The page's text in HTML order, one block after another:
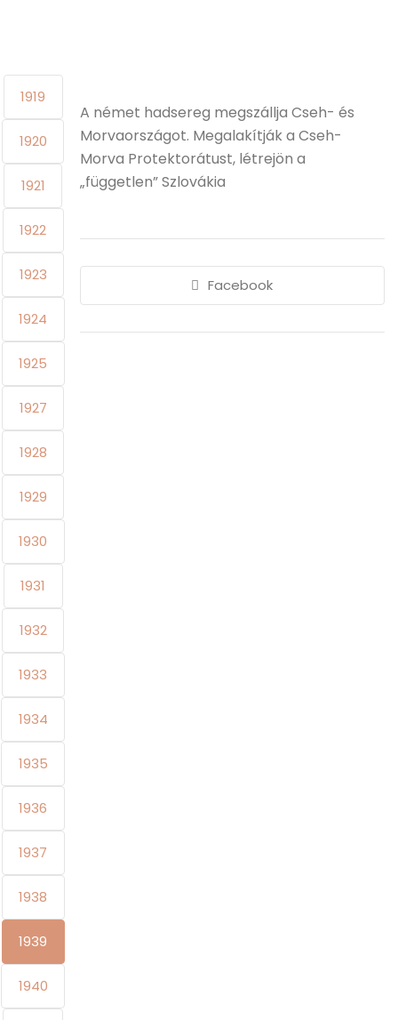
1919
1920
1921
1922
1923
1924
1925
1927
1928
1929
1930
1931
1932
1933
1934
1935
1936
1937
1938
1939
1940
A német hadsereg megszállja Cseh- és
Morvaországot. Megalakítják a Cseh-
Morva Protektorátust, létrejön a
„független” Szlovákia
Facebook